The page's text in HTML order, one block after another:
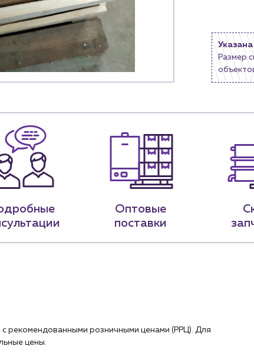
19-79
– 18:00
sales@profpotok.ru
г. Краснодар, ул. Российская, 63
Размер
Оптовые
поставки
рекомендованными розничными ценами (РРЦ). Для
цены.